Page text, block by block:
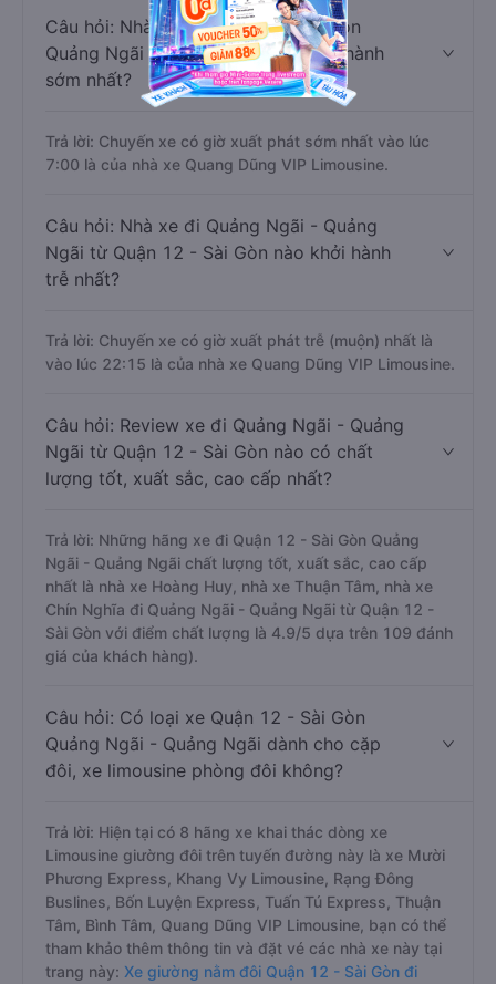
Câu hỏi: Nhà xe đi Quận 12 - Sài Gòn
Quảng Ngãi - Quảng Ngãi nào khởi hành
sớm nhất?
Trả lời: Chuyến xe có giờ xuất phát sớm nhất vào lúc
7:00 là của nhà xe Quang Dũng VIP Limousine.
Câu hỏi: Nhà xe đi Quảng Ngãi - Quảng
Ngãi từ Quận 12 - Sài Gòn nào khởi hành
trễ nhất?
Trả lời: Chuyến xe có giờ xuất phát trễ (muộn) nhất là
vào lúc 22:15 là của nhà xe Quang Dũng VIP Limousine.
Câu hỏi: Review xe đi Quảng Ngãi - Quảng
Ngãi từ Quận 12 - Sài Gòn nào có chất
lượng tốt, xuất sắc, cao cấp nhất?
Trả lời: Những hãng xe đi Quận 12 - Sài Gòn Quảng
Ngãi - Quảng Ngãi chất lượng tốt, xuất sắc, cao cấp
nhất là nhà xe Hoàng Huy, nhà xe Thuận Tâm, nhà xe
Chín Nghĩa đi Quảng Ngãi - Quảng Ngãi từ Quận 12 -
Sài Gòn với điểm chất lượng là 4.9/5 dựa trên 109 đánh
giá của khách hàng).
Câu hỏi: Có loại xe Quận 12 - Sài Gòn
Quảng Ngãi - Quảng Ngãi dành cho cặp
đôi, xe limousine phòng đôi không?
Trả lời: Hiện tại có 8 hãng xe khai thác dòng xe
Limousine giường đôi trên tuyến đường này là xe Mười
Phương Express, Khang Vy Limousine, Rạng Đông
Buslines, Bốn Luyện Express, Tuấn Tú Express, Thuận
Tâm, Bình Tâm, Quang Dũng VIP Limousine, bạn có thể
tham khảo thêm thông tin và đặt vé các nhà xe này tại
trang này: Xe giường nằm đôi Quận 12 - Sài Gòn đi